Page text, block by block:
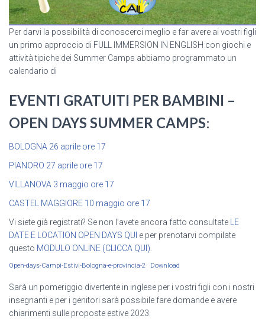
Per darvi la possibilità di conoscerci meglio e far avere ai vostri figli
un primo approccio di FULL IMMERSION IN ENGLISH con giochi e
attività tipiche dei Summer Camps abbiamo programmato un
calendario di
EVENTI GRATUITI PER BAMBINI –
OPEN DAYS SUMMER CAMPS:
BOLOGNA 26 aprile ore 17
PIANORO 27 aprile ore 17
VILLANOVA 3 maggio ore 17
CASTEL MAGGIORE 10 maggio ore 17
Vi siete già registrati? Se non l’avete ancora fatto consultate
LE
DATE E LOCATION OPEN DAYS QUI e per prenotarvi compilate
questo MODULO ONLINE (CLICCA QUI)
Open-days-Campi-Estivi-Bologna-e-provincia-2 Download
Sarà un pomeriggio divertente in inglese per i vostri figli con i nostri
insegnanti e per i genitori sarà possibile fare domande e avere
chiarimenti sulle proposte estive 2023.